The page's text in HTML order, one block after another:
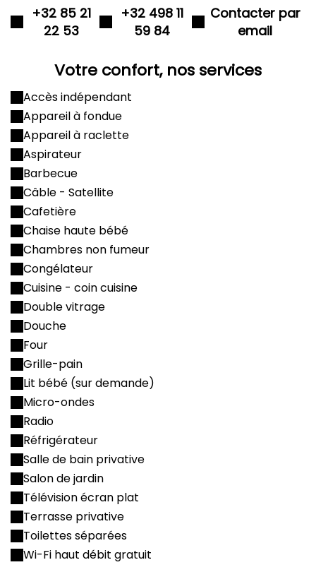
+32 85 21
22 53
+32 498 11
59 84
Contacter par
email
Votre confort, nos services
Accès indépendant
Appareil à fondue
Appareil à raclette
Aspirateur
Barbecue
Câble - Satellite
Cafetière
Chaise haute bébé
Chambres non fumeur
Congélateur
Cuisine - coin cuisine
Double vitrage
Douche
Four
Grille-pain
Lit bébé (sur demande)
Micro-ondes
Radio
Réfrigérateur
Salle de bain privative
Salon de jardin
Télévision écran plat
Terrasse privative
Toilettes séparées
Wi-Fi haut débit gratuit